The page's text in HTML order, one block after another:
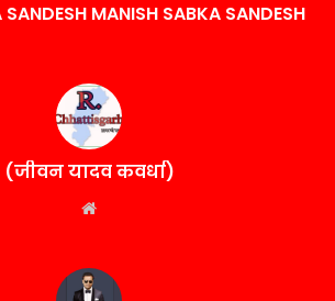
MANISH SABKA SANDESH
(जीवन यादव कवर्धा)